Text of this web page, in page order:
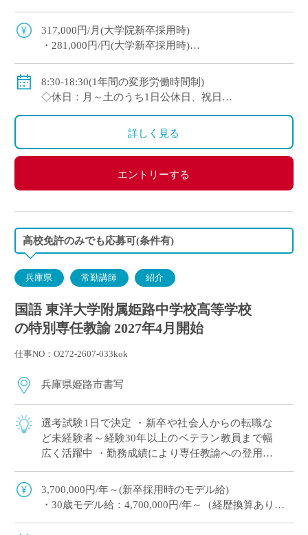
活的な自立を全面的にバックアップ ・ […]
317,000円/月(大学院新卒採用時)
・281,000円/円(大学新卒採用時)
◇手当：各種有
・通勤手当：上限50,000円)
・住居手当：賃貸の場合は上限27,000円)
・その他、扶養等の諸手当が条件に応じて支給あり
◇保険：私学共済、雇用保険など
8:30-18:30(1年間の変形労働時間制)
◇休日：月～土のうち1日公休日、祝日
詳しく見る
エントリーする
高校免許のみでも応募可(条件有)
兵庫県 常勤講師 紹介
国語 東洋大学附属姫路中学校高等学校
の特別専任教諭 2027年4月開始
仕事NO：O272-2607-033kok
兵庫県姫路市書写
選考試験1日で決定 ・新卒や社会人からの転職な
ど未経験者～経験30年以上のベテラン教員まで幅
広く活躍中 ・勤務成績により専任教諭への登用あ
流にも注力 ※高校免許 […]
3,700,000円/年～(新卒採用時のモデル給)
・30歳モデル給：4,700,000円/年～（経歴換算あり）